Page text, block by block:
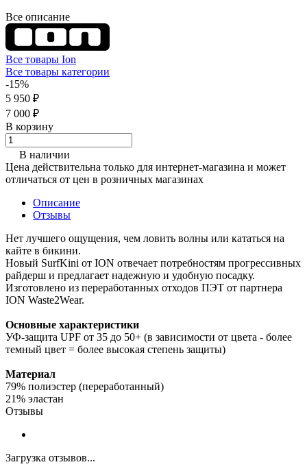
Все описание
Все товары Ion
Все товары категории
-15%
5 950 ₽
7 000 ₽
В корзину
В наличии
Цена действительна только для интернет-магазина и может
отличаться от цен в розничных магазинах
Описание
Отзывы
Нет лучшего ощущения, чем ловить волны или кататься на
кайте в бикини.
Новый SurfKini от ION отвечает потребностям прогрессивных
райдерш и предлагает надежную и удобную посадку.
Изготовлено из переработанных отходов ПЭТ от партнера
ION Waste2Wear.
Основные характеристики
УФ-защита UPF от 35 до 50+ (в зависимости от цвета - более
темный цвет = более высокая степень защиты)
Материал
79% полиэстер (переработанный)
21% эластан
Отзывы
Загрузка отзывов...